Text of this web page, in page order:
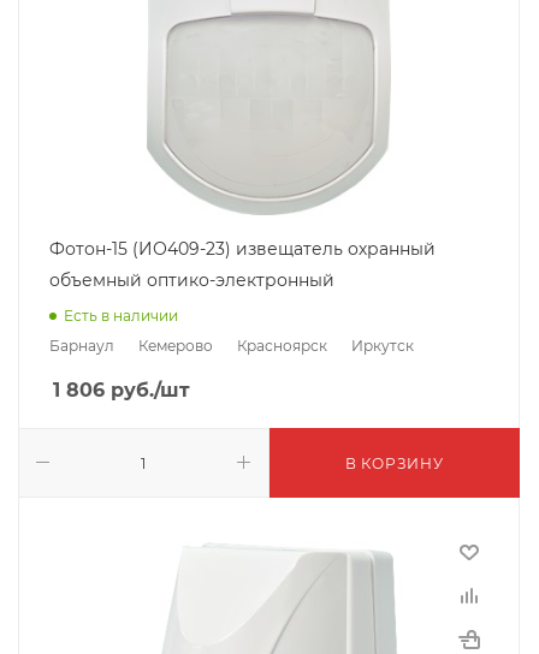
Фотон-15 (ИО409-23) извещатель охранный
объемный оптико-электронный
Есть в наличии
Барнаул
Кемерово Красноярск Иркутск
1 806 руб./шт
В КОРЗИНУ